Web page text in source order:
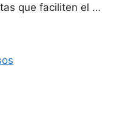
que faciliten el …